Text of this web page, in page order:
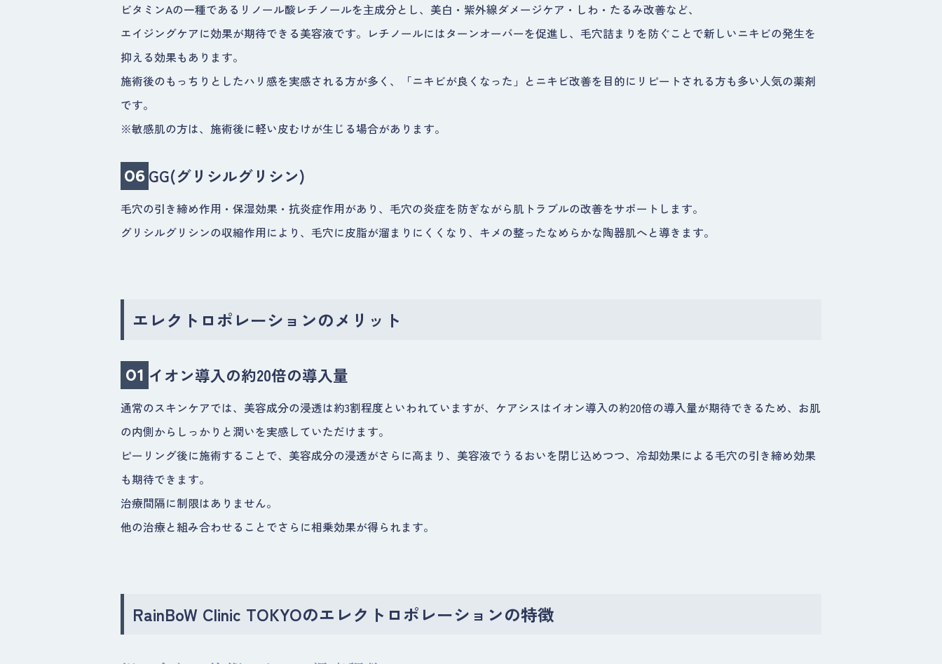
ビタミンAの一種であるリノール酸レチノールを主成分とし、美白・紫外線ダメージケア・しわ・たるみ改善など、
エイジングケアに効果が期待できる美容液です。レチノールにはターンオーバーを促進し、毛穴詰まりを防ぐことで新しいニキビの発生を
抑える効果もあります。
施術後のもっちりとしたハリ感を実感される方が多く、「ニキビが良くなった」とニキビ改善を目的にリピートされる方も多い人気の薬剤
です。
※敏感肌の方は、施術後に軽い皮むけが生じる場合があります。
06 GG(グリシルグリシン)
毛穴の引き締め作用・保湿効果・抗炎症作用があり、毛穴の炎症を防ぎながら肌トラブルの改善をサポートします。
グリシルグリシンの収縮作用により、毛穴に皮脂が溜まりにくくなり、キメの整ったなめらかな陶器肌へと導きます。
エレクトロポレーションのメリット
01 イオン導入の約20倍の導入量
通常のスキンケアでは、美容成分の浸透は約3割程度といわれていますが、ケアシスはイオン導入の約20倍の導入量が期待できるため、お肌
の内側からしっかりと潤いを実感していただけます。
ピーリング後に施術することで、美容成分の浸透がさらに高まり、美容液でうるおいを閉じ込めつつ、冷却効果による毛穴の引き締め効果
も期待できます。
治療間隔に制限はありません。
他の治療と組み合わせることでさらに相乗効果が得られます。
RainBoW Clinic TOKYOのエレクトロポレーションの特徴